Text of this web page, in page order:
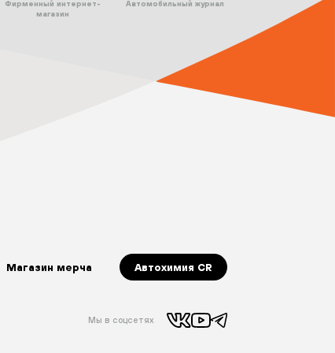
Фирменный интернет-
магазин
Автомобильный журнал
Магазин мерча Автохимия CR
Мы в соцсетях